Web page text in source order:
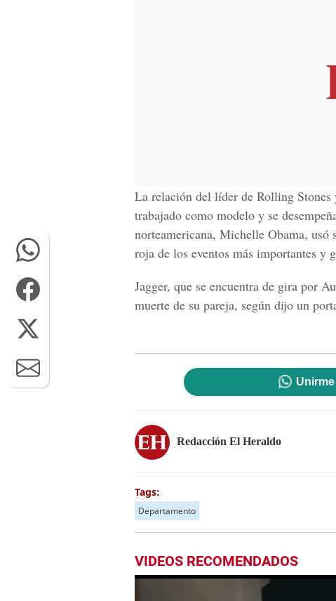
La relación del líder de Rolling
trabajado como modelo y se
norteamericana, Michelle Obama, usó
roja de los eventos más importantes y
Jagger, que se encuentra de gira por
muerte de su pareja, según dijo un
Redacción El Heraldo
Tags:
Departamento
VIDEOS RECOMENDADOS